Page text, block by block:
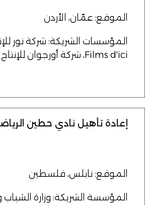
الموقع: عمّان، الأردن
Films d'ici، شركة أورجوان للإنتاج
إعادة تأهيل نادي حطين
الموقع: نابلس، فلسطين
المؤسسة الشريكة: وزارة الشباب